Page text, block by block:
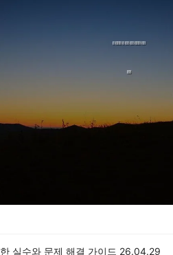
실수와 문제 해결 가이드 26.04.29